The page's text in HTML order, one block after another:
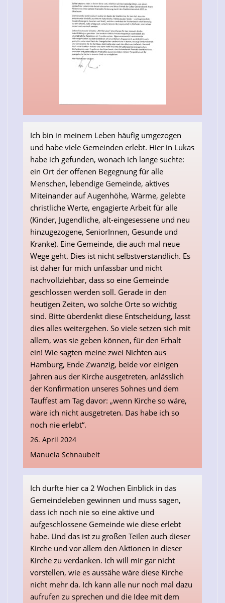
Ich bin in meinem Leben häufig umgezogen
und habe viele Gemeinden erlebt. Hier in Lukas
habe ich gefunden, wonach ich lange suchte:
ein Ort der offenen Begegnung für alle
Menschen, lebendige Gemeinde, aktives
Miteinander auf Augenhöhe, Wärme, gelebte
christliche Werte, engagierte Arbeit für alle
(Kinder, Jugendliche, alt-eingesessene und neu
hinzugezogene, SeniorInnen, Gesunde und
Kranke). Eine Gemeinde, die auch mal neue
Wege geht. Dies ist nicht selbstverständlich. Es
ist daher für mich unfassbar und nicht
nachvollziehbar, dass so eine Gemeinde
geschlossen werden soll. Gerade in den
heutigen Zeiten, wo solche Orte so wichtig
sind. Bitte überdenkt diese Entscheidung, lasst
dies alles weitergehen. So viele setzen sich mit
allem, was sie geben können, für den Erhalt
ein! Wie sagten meine zwei Nichten aus
Hamburg, Ende Zwanzig, beide vor einigen
Jahren aus der Kirche ausgetreten, anlässlich
der Konfirmation unseres Sohnes und dem
Tauffest am Tag davor: „wenn Kirche so wäre,
wäre ich nicht ausgetreten. Das habe ich so
noch nie erlebt“.
26. April 2024
Manuela Schnaubelt
Ich durfte hier ca 2 Wochen Einblick in das
Gemeindeleben gewinnen und muss sagen,
dass ich noch nie so eine aktive und
aufgeschlossene Gemeinde wie diese erlebt
habe. Und das ist zu großen Teilen auch dieser
Kirche und vor allem den Aktionen in dieser
Kirche zu verdanken. Ich will mir gar nicht
vorstellen, wie es aussähe wäre diese Kirche
nicht mehr da. Ich kann alle nur noch mal dazu
aufrufen zu sprechen und die Idee mit dem